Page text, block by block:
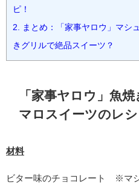
ピ！
2. まとめ：「家事ヤロウ」マシ
きグリルで絶品スイーツ？
「家事ヤロウ」魚
マロスイーツのレシ
材料
ビター味のチョコレート ※マ